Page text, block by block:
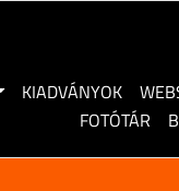
KIADVÁNYOK
FOTÓTÁR